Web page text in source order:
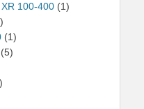
100-400 (1)
(1)
(5)